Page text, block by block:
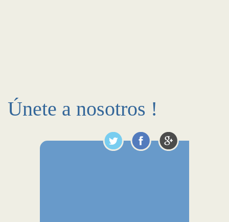
Únete a nosotros !